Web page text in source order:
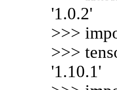
'1.0.2'
>>>
>>>
'1.10.1'